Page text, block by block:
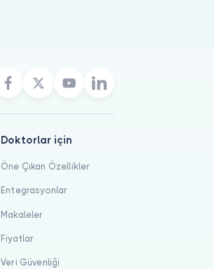
Doktorlar için
Öne Çıkan Özellikler
Entegrasyonlar
Makaleler
Fiyatlar
Veri Güvenliği